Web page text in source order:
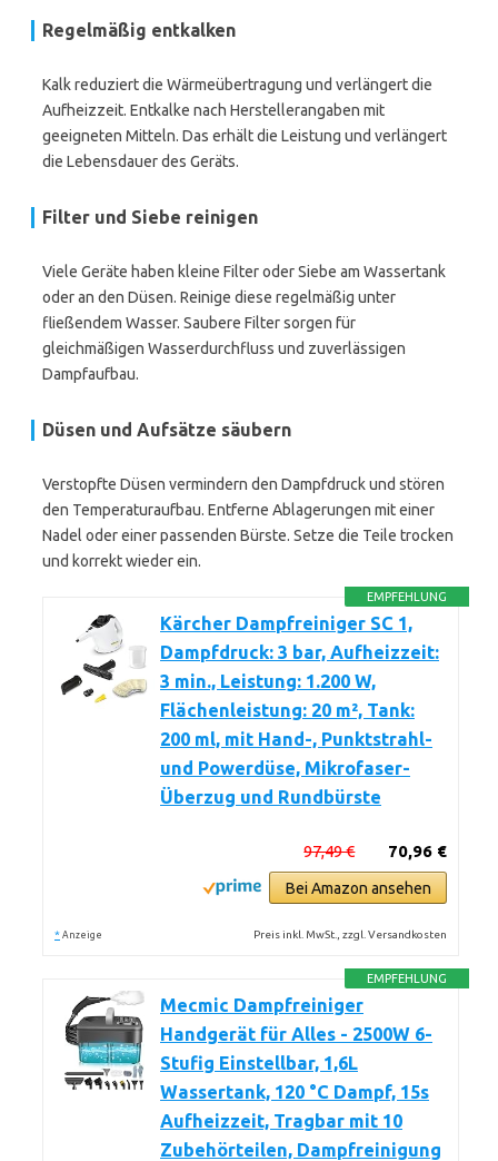
Regelmäßig entkalken
Kalk reduziert die Wärmeübertragung und verlängert die
Aufheizzeit. Entkalke nach Herstellerangaben mit
geeigneten Mitteln. Das erhält die Leistung und verlängert
die Lebensdauer des Geräts.
Filter und Siebe reinigen
Viele Geräte haben kleine Filter oder Siebe am Wassertank
oder an den Düsen. Reinige diese regelmäßig unter
fließendem Wasser. Saubere Filter sorgen für
gleichmäßigen Wasserdurchfluss und zuverlässigen
Dampfaufbau.
Düsen und Aufsätze säubern
Verstopfte Düsen vermindern den Dampfdruck und stören
den Temperaturaufbau. Entferne Ablagerungen mit einer
Nadel oder einer passenden Bürste. Setze die Teile trocken
und korrekt wieder ein.
EMPFEHLUNG
Kärcher Dampfreiniger SC 1,
Dampfdruck: 3 bar, Aufheizzeit:
3 min., Leistung: 1.200 W,
Flächenleistung: 20 m², Tank:
200 ml, mit Hand-, Punktstrahl-
und Powerdüse, Mikrofaser-
Überzug und Rundbürste
70,96 €
97,49 €
Bei Amazon ansehen
* Anzeige Preis inkl. MwSt., zzgl. Versandkosten
EMPFEHLUNG
Mecmic Dampfreiniger
Handgerät für Alles - 2500W 6-
Stufig Einstellbar, 1,6L
Wassertank, 120 °C Dampf, 15s
Aufheizzeit, Tragbar mit 10
Zubehörteilen, Dampfreinigung